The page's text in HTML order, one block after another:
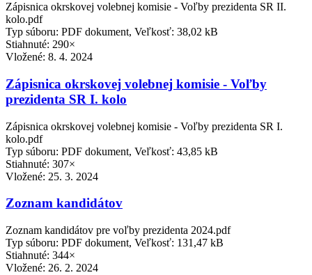
Zápisnica okrskovej volebnej komisie - Voľby prezidenta SR II.
kolo.pdf
Typ súboru: PDF dokument, Veľkosť: 38,02 kB
Stiahnuté: 290×
Vložené: 8. 4. 2024
Zápisnica okrskovej volebnej komisie - Voľby
prezidenta SR I. kolo
Zápisnica okrskovej volebnej komisie - Voľby prezidenta SR I.
kolo.pdf
Typ súboru: PDF dokument, Veľkosť: 43,85 kB
Stiahnuté: 307×
Vložené: 25. 3. 2024
Zoznam kandidátov
Zoznam kandidátov pre voľby prezidenta 2024.pdf
Typ súboru: PDF dokument, Veľkosť: 131,47 kB
Stiahnuté: 344×
Vložené: 26. 2. 2024